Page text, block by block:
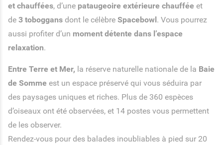
et chauffées, d’une pataugeoire extérieure chauffée et
de 3 toboggans dont le célèbre Spacebowl. Vous pourrez
aussi profiter d’un moment détente dans l’espace
relaxation.
Entre Terre et Mer, la réserve naturelle nationale de la Baie
de Somme est un espace préservé qui vous séduira par
des paysages uniques et riches. Plus de 360 espèces
d’oiseaux ont été observées, et 14 postes vous permettent
de les observer.
Rendez-vous pour des balades inoubliables à pied sur 20